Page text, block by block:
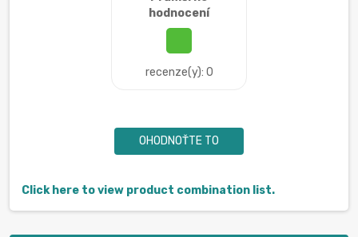
hodnocení
recenze(y): 0
OHODNOŤTE TO
Click here to view product combination list.